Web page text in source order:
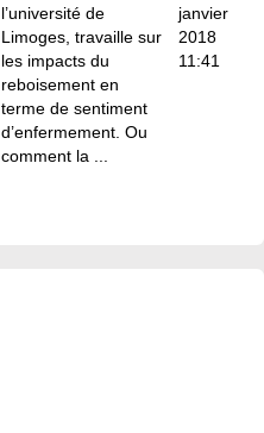
l’université de
Limoges, travaille sur
les impacts du
reboisement en
terme de sentiment
d’enfermement. Ou
comment la ...
janvier
2018
11:41